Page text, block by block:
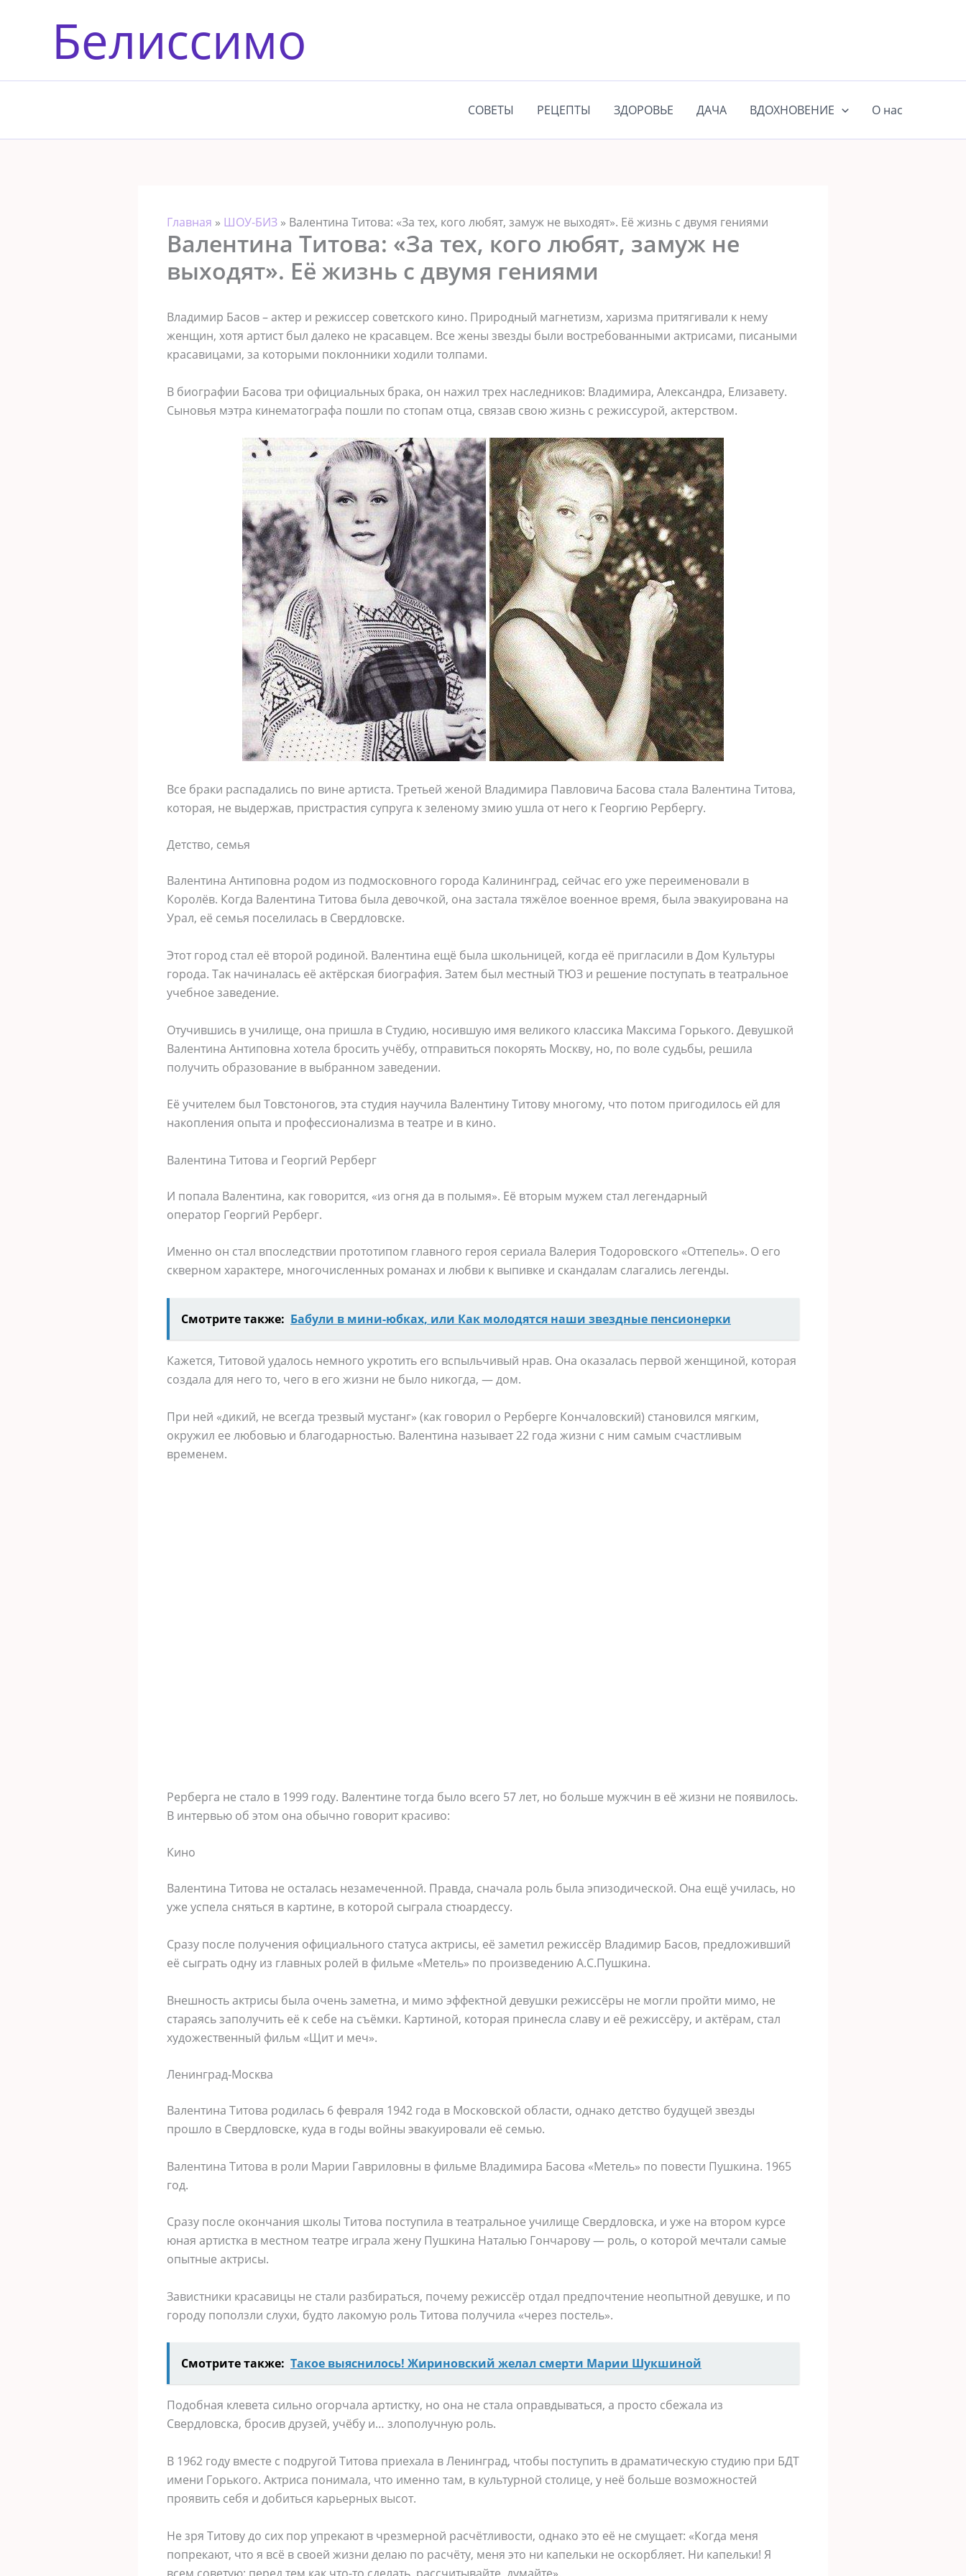
содержимомуБелиссимо
СОВЕТЫ РЕЦЕПТЫ ЗДОРОВЬЕ ДАЧА ВДОХНОВЕНИЕ О нас
Главная » ШОУ-БИЗ » Валентина Титова: «За тех, кого любят, замуж не выходят». Её жизнь с двумя гениями
Валентина Титова: «За тех, кого любят, замуж не
выходят». Её жизнь с двумя гениями
Владимир Басов – актер и режиссер советского кино. Природный магнетизм, харизма притягивали к нему
женщин, хотя артист был далеко не красавцем. Все жены звезды были востребованными актрисами, писаными
красавицами, за которыми поклонники ходили толпами.
В биографии Басова три официальных брака, он нажил трех наследников: Владимира, Александра, Елизавету.
Сыновья мэтра кинематографа пошли по стопам отца, связав свою жизнь с режиссурой, актерством.
Все браки распадались по вине артиста. Третьей женой Владимира Павловича Басова стала Валентина Титова,
которая, не выдержав, пристрастия супруга к зеленому змию ушла от него к Георгию Рербергу.
Детство, семья
Валентина Антиповна родом из подмосковного города Калининград, сейчас его уже переименовали в
Королёв. Когда Валентина Титова была девочкой, она застала тяжёлое военное время, была эвакуирована на
Урал, её семья поселилась в Свердловске.
Этот город стал её второй родиной. Валентина ещё была школьницей, когда её пригласили в Дом Культуры
города. Так начиналась её актёрская биография. Затем был местный ТЮЗ и решение поступать в театральное
учебное заведение.
Отучившись в училище, она пришла в Студию, носившую имя великого классика Максима Горького. Девушкой
Валентина Антиповна хотела бросить учёбу, отправиться покорять Москву, но, по воле судьбы, решила
получить образование в выбранном заведении.
Её учителем был Товстоногов, эта студия научила Валентину Титову многому, что потом пригодилось ей для
накопления опыта и профессионализма в театре и в кино.
Валентина Титова и Георгий Рерберг
И попала Валентина, как говорится, «из огня да в полымя». Её вторым мужем стал легендарный
оператор Георгий Рерберг.
Именно он стал впоследствии прототипом главного героя сериала Валерия Тодоровского «Оттепель». О его
скверном характере, многочисленных романах и любви к выпивке и скандалам слагались легенды.
Смотрите также: Бабули в мини-юбках, или Как молодятся наши звездные пенсионерки
Кажется, Титовой удалось немного укротить его вспыльчивый нрав. Она оказалась первой женщиной, которая
создала для него то, чего в его жизни не было никогда, — дом.
При ней «дикий, не всегда трезвый мустанг» (как говорил о Рерберге Кончаловский) становился мягким,
окружил ее любовью и благодарностью. Валентина называет 22 года жизни с ним самым счастливым
временем.
Рерберга не стало в 1999 году. Валентине тогда было всего 57 лет, но больше мужчин в её жизни не появилось.
В интервью об этом она обычно говорит красиво:
Кино
Валентина Титова не осталась незамеченной. Правда, сначала роль была эпизодической. Она ещё училась, но
уже успела сняться в картине, в которой сыграла стюардессу.
Сразу после получения официального статуса актрисы, её заметил режиссёр Владимир Басов, предложивший
её сыграть одну из главных ролей в фильме «Метель» по произведению А.С.Пушкина.
Внешность актрисы была очень заметна, и мимо эффектной девушки режиссёры не могли пройти мимо, не
стараясь заполучить её к себе на съёмки. Картиной, которая принесла славу и её режиссёру, и актёрам, стал
художественный фильм «Щит и меч».
Ленинград-Москва
Валентина Титова родилась 6 февраля 1942 года в Московской области, однако детство будущей звезды
прошло в Свердловске, куда в годы войны эвакуировали её семью.
Валентина Титова в роли Марии Гавриловны в фильме Владимира Басова «Метель» по повести Пушкина. 1965
год.
Сразу после окончания школы Титова поступила в театральное училище Свердловска, и уже на втором курсе
юная артистка в местном театре играла жену Пушкина Наталью Гончарову — роль, о которой мечтали самые
опытные актрисы.
Завистники красавицы не стали разбираться, почему режиссёр отдал предпочтение неопытной девушке, и по
городу поползли слухи, будто лакомую роль Титова получила «через постель».
Смотрите также: Такое выяснилось! Жириновский желал смерти Марии Шукшиной
Подобная клевета сильно огорчала артистку, но она не стала оправдываться, а просто сбежала из
Свердловска, бросив друзей, учёбу и… злополучную роль.
В 1962 году вместе с подругой Титова приехала в Ленинград, чтобы поступить в драматическую студию при БДТ
имени Горького. Актриса понимала, что именно там, в культурной столице, у неё больше возможностей
проявить себя и добиться карьерных высот.
Не зря Титову до сих пор упрекают в чрезмерной расчётливости, однако это её не смущает: «Когда меня
попрекают, что я всё в своей жизни делаю по расчёту, меня это ни капельки не оскорбляет. Ни капельки! Я